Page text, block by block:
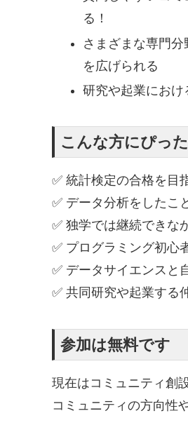
る！
さまざまな専門
を広げられる
研究や起業におけ
こんな方にぴっ
✅ 統計検定の合格を目
✅ データ分析をしたこ
✅ 独学では継続できな
✅ プログラミング初心
✅ データサイエンスと
✅ 共同研究や起業する
参加は無料です
現在はコミュニティ創
コミュニティの方向性